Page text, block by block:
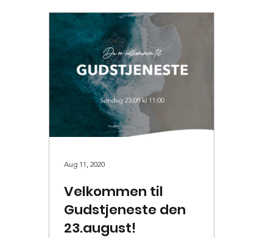
Velkommen til
Gudstjeneste den
23.august!
Aug 11, 2020